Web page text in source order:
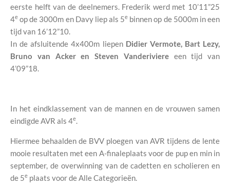
eerste helft van de deelnemers. Frederik werd met 10’11”25
4e op de 3000m en Davy liep als 5e binnen op de 5000m in een
tijd van 16’12”10.
In de afsluitende 4x400m liepen Didier Vermote, Bart Lezy,
Bruno van Acker en Steven Vanderiviere een tijd van
4’09”18.
In het eindklassement van de mannen en de vrouwen samen
eindigde AVR als 4e.
Hiermee behaalden de BVV ploegen van AVR tijdens de lente
mooie resultaten met een A-finaleplaats voor de pup en min in
september, de overwinning van de cadetten en scholieren en
de 5e plaats voor de Alle Categorieën.